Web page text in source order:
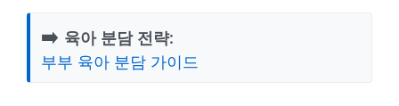
➡️ 육아 분담 전략:
부부 육아 분담 가이드